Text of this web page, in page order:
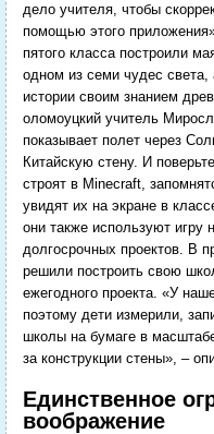
дело учителя, чтобы
помощью этого
пятого класса построили
одном из семи чудес света,
истории своим знанием
оломоуцкий учитель
показывает полет через
Китайскую стену. И
строят в Minecraft,
увидят их на экране в
они также используют игру
долгосрочных проектов. В
решили построить свою
ежегодного проекта. «У
поэтому дети измерили,
школы на бумаге в
за конструкции стены», –
Единственное
воображение